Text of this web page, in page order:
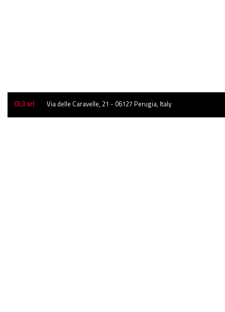
OL3 srl Via delle Caravelle, 21 - 06127 Perugia, Italy